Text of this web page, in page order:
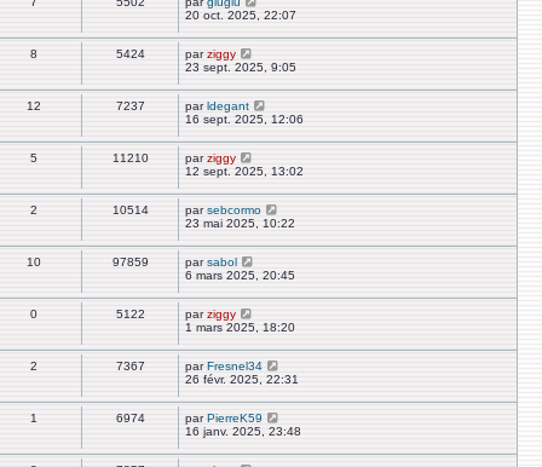
20 oct. 2025, 22:07
8 5424 parziggy
23 sept. 2025, 9:05
12 7237 parldegant
16 sept. 2025, 12:06
5 11210 parziggy
12 sept. 2025, 13:02
2 10514 parsebcormo
23 mai 2025, 10:22
10 97859 parsabol
6 mars 2025, 20:45
0 5122 parziggy
1 mars 2025, 18:20
2 7367 parFresnel34
26 févr. 2025, 22:31
1 6974 parPierreK59
16 janv. 2025, 23:48